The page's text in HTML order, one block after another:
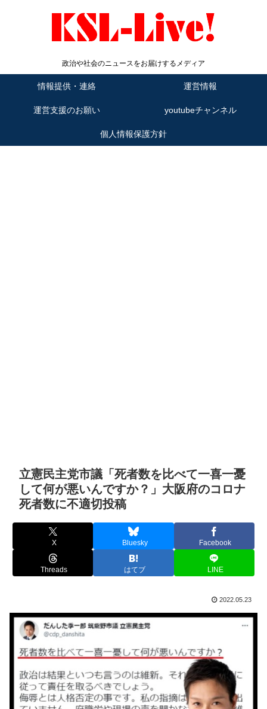
政治や社会のニュースをお届けするメディア
情報提供・連絡 運営情報
運営支援のお願い youtubeチャンネル
個人情報保護方針
立憲民主党市議「死者数を比べて一喜一憂
して何が悪いんですか？」大阪府のコロナ
死者数に不適切投稿
X Bluesky Facebook
Threads はてブ LINE
2022.05.23